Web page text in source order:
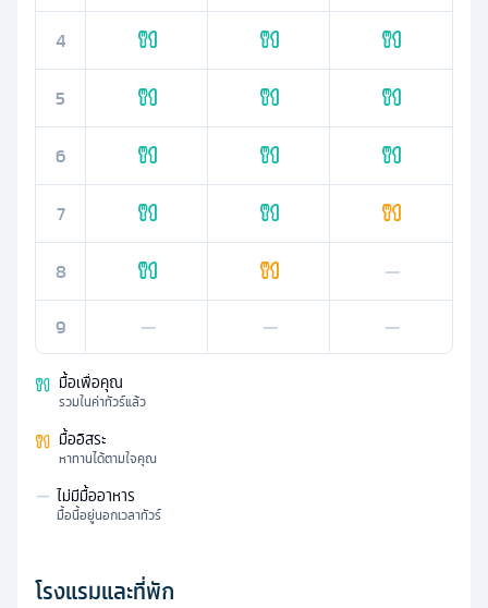
4
5
6
7
8
—
9
— — —
มื้อเพื่อคุณ
รวมในค่าทัวร์แล้ว
มื้ออิสระ
หาทานได้ตามใจคุณ
— ไม่มีมื้ออาหาร
มื้อนี้อยู่นอกเวลาทัวร์
โรงแรมและที่พัก